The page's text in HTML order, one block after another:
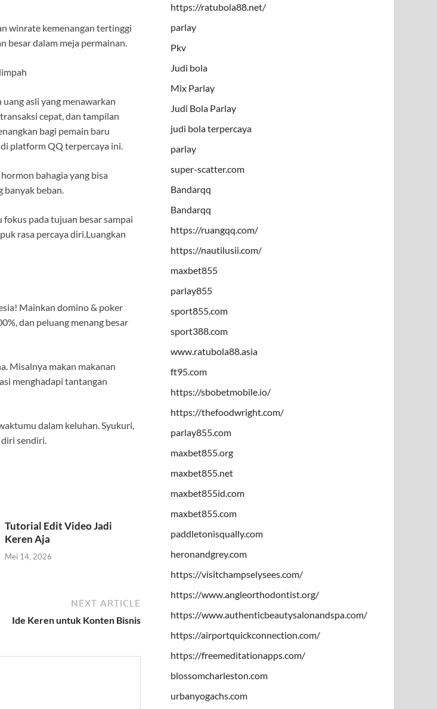
winrate kemenangan tertinggi
besar dalam meja permainan.
asli yang menawarkan
cepat, dan tampilan
bagi pemain baru
platform QQ terpercaya ini.
bahagia yang bisa
banyak beban.
pada tujuan besar sampai
rasa percaya diri.Luangkan
Mainkan domino & poker
dan peluang menang besar
Misalnya makan makanan
menghadapi tantangan
dalam keluhan. Syukuri,
diri sendiri.
Tutorial Edit Video Jadi
Keren Aja
Mei 14, 2026
NEXT ARTICLE
Ide Keren untuk Konten Bisnis
https://ratubola88.net/
parlay
Pkv
Judi bola
Mix Parlay
Judi Bola Parlay
judi bola terpercaya
parlay
super-scatter.com
Bandarqq
Bandarqq
https://ruangqq.com/
https://nautilusii.com/
maxbet855
parlay855
sport855.com
sport388.com
www.ratubola88.asia
ft95.com
https://sbobetmobile.io/
https://thefoodwright.com/
parlay855.com
maxbet855.org
maxbet855.net
maxbet855id.com
maxbet855.com
paddletonisqually.com
heronandgrey.com
https://visitchampselysees.com/
https://www.angleorthodontist.org/
https://www.authenticbeautysalonandspa.com/
https://airportquickconnection.com/
https://freemeditationapps.com/
blossomcharleston.com
urbanyogachs.com